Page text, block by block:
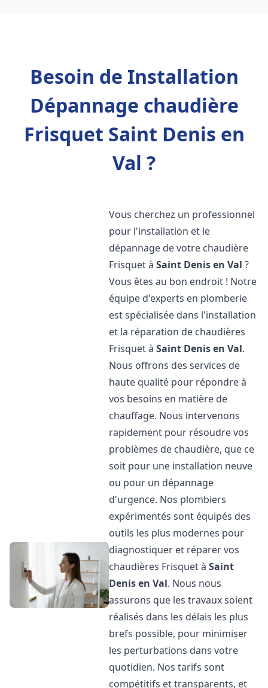
Besoin de Installation
Dépannage chaudière
Frisquet Saint Denis en
Val ?
Vous cherchez un professionnel
pour l'installation et le
dépannage de votre chaudière
Frisquet àSaint Denis en Val ?
Vous êtes au bon endroit ! Notre
équipe d'experts en plomberie
est spécialisée dans l'installation
et la réparation de chaudières
Frisquet àSaint Denis en Val.
Nous offrons des services de
haute qualité pour répondre à
vos besoins en matière de
chauffage. Nous intervenons
rapidement pour résoudre vos
problèmes de chaudière, que ce
soit pour une installation neuve
ou pour un dépannage
d'urgence. Nos plombiers
expérimentés sont équipés des
outils les plus modernes pour
diagnostiquer et réparer vos
chaudières Frisquet àSaint
Denis en Val. Nous nous
assurons que les travaux soient
réalisés dans les délais les plus
brefs possible, pour minimiser
les perturbations dans votre
quotidien. Nos tarifs sont
compétitifs et transparents, et